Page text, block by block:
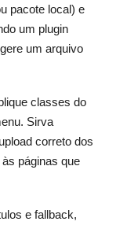
pacote local) e
um plugin
um arquivo
classes do
Sirva
correto dos
páginas que
e fallback,